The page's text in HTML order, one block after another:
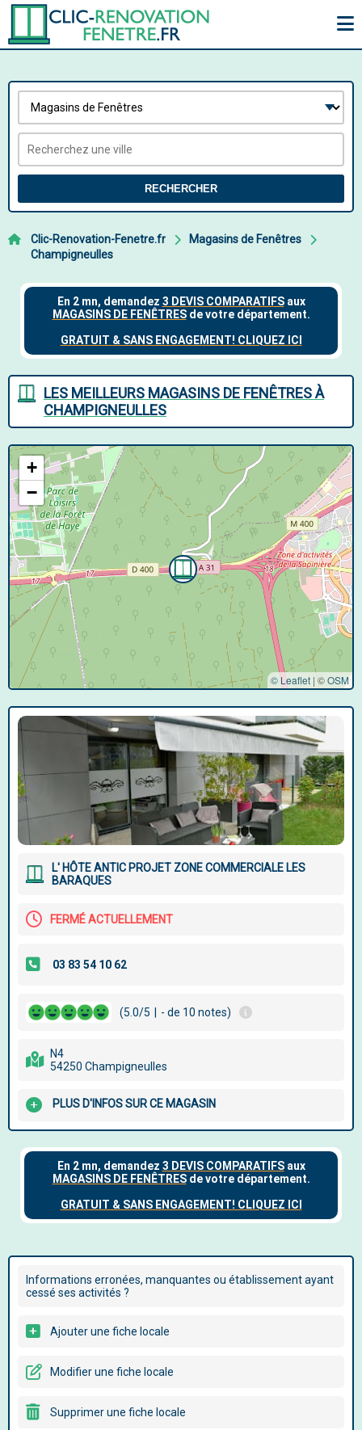
RECHERCHER
Clic-Renovation-Fenetre.fr
Magasins de Fenêtres
Champigneulles
LES MEILLEURS MAGASINS DE FENÊTRES À
CHAMPIGNEULLES
+
−
© Leaflet | ©OSM
L' HÔTE ANTIC PROJET ZONE COMMERCIALE LES
BARAQUES
FERMÉ ACTUELLEMENT
(5.0/5 - de 10 notes)
N4
54250 Champigneulles
PLUS D'INFOS SUR CE MAGASIN
Informations erronées, manquantes ou établissement ayant
cessé ses activités ?
Ajouter une fiche locale
Modifier une fiche locale
Supprimer une fiche locale